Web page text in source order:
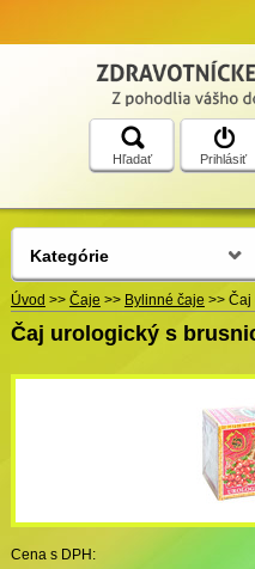
Hľadať Prihlásiť
Úvod >> Čaje >> Bylinné čaje >> Čaj
Čaj urologický s
Cena s DPH:
Kategórie